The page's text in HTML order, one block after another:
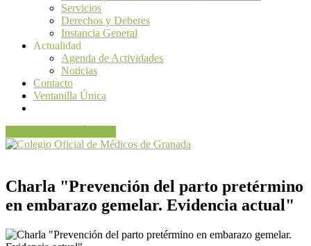
Servicios
Derechos y Deberes
Instancia General
Actualidad
Agenda de Actividades
Noticias
Contacto
Ventanilla Única
Charla "Prevención del parto pretérmino
en embarazo gemelar. Evidencia actual"